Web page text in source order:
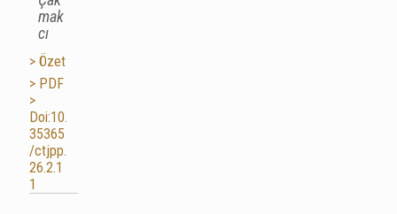
mak
cı
> Özet
> PDF
>
Doi:10.
35365
/ctjpp.
26.2.1
1